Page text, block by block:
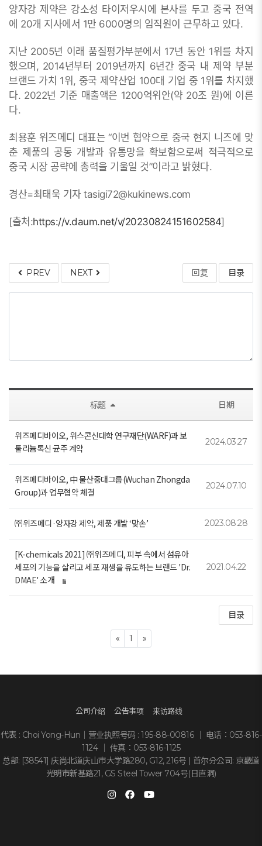
양자강 제약은 강소성 타이저우시에 본사를 두고 중국 전역
에 20개 지사에서 1만 6000명의 임직원이 근무하고 있다.
지난 2005년 이래 품질평가부분에서 17년 동안 1위를 차지
했으며, 2014년부터 2019년까지 6년간 중국 내 제약 부분
브랜드 가치 1위, 중국 제약산업 100대 기업 중 1위를 차지했
다. 2022년 기준 매출액은 1200억위안(약 20조 원)에 이른
다.
최용훈 위즈메디 대표는 “이번 협약으로 중국 현지 니즈에 맞
춘 제품의 공동 개발과 유통망을 확보함으로써 적극적으로
중국 시장 공략에 총력을 기울일 것”이라고 밝혔다.
경산=최태욱 기자 tasigi72@kukinews.com
[출처:https://v.daum.net/v/20230824151602584]
PREV NEXT 回复 目录
标题 日期
위즈메디바이오, 위스콘신대학 연구재단(WARF)과 보
툴리늄톡신 균주 계약
2024.03.27
위즈메디바이오, 中 물산중대그룹(Wuchan Zhongda
Group)과 업무협약 체결
2024.07.10
㈜위즈메디·양자강 제약, 제품 개발 ‘맞손’ 2023.08.28
[K-chemicals 2021] ㈜위즈메디, 피부 속에서 섬유아
세포의 기능을 살리고 세포 재생을 유도하는 브랜드 'Dr.
DMAE' 소개
2021.04.22
目录
«Previous
1 »Next
公司介绍 公告事项 来访路线
代表 : Choi Yong-Hun｜营业执照号码 : 195-88-00816 ｜ 电话：053-816-
1124 ｜ 传真：053-816-1125
总部: [38541] 庆尚北道庆山市大学路280, G12, 216号 | 首尔分公司: 京畿道
光明市新基路21, GS Steel Tower 704号(日直洞)